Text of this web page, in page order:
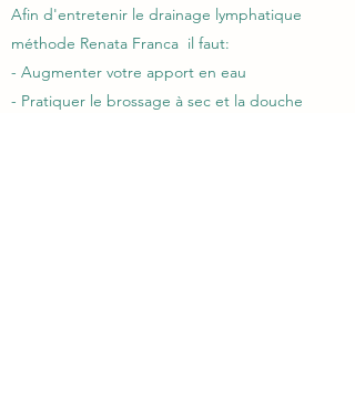
Afin d'entretenir le drainage lymphatique
méthode Renata Franca il faut:
- Augmenter votre apport en eau
- Pratiquer le brossage à sec et la douche